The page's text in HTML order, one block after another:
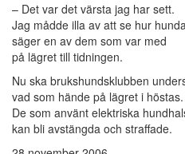
– Det var det värsta jag har sett.
Jag mådde illa av att se hur
säger en av dem som var med
på lägret till tidningen.
Nu ska brukshundsklubben
vad som hände på lägret i höstas.
De som använt elektriska
kan bli avstängda och straffade.